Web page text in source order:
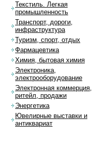
Текстиль. Легкая
промышленность
Транспорт, дороги,
инфраструктура
Туризм, спорт, отдых
Фармацевтика
Химия, бытовая химия
Электроника,
электрооборудование
Электронная коммерция,
ритейл, продажи
Энергетика
Ювелирные выставки и
антиквариат